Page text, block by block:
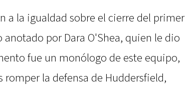
a la igualdad sobre el cierre del primer
por Dara O'Shea, quien le dio
fue un monólogo de este equipo,
la defensa de Huddersfield,